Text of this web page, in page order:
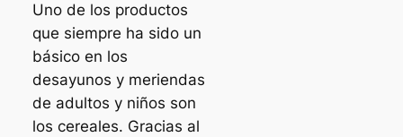
Uno de los productos
que siempre ha sido un
básico en los
desayunos y meriendas
de adultos y niños son
los cereales. Gracias al